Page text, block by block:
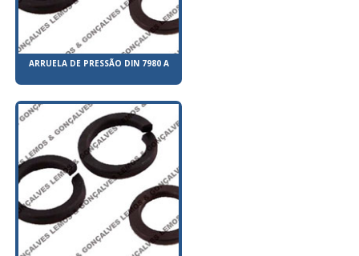
ARRUELA DE PRESSÃO DIN 7980 A